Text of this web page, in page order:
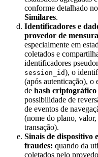
conforme detalhado
Similares.
Identificadores e
provedor de
especialmente em
coletados e
identificadores
session_id), o
(após autenticação), o
de hash
possibilidade de
de eventos de
(nome do plano,
transação).
Sinais de dispositivo
fraudes: quando da
coletados pelo